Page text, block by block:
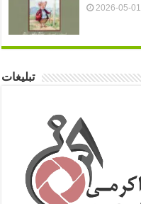
2026-05-01
تبلیغات